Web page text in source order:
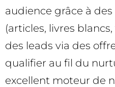
audience grâce à
(articles, livres
des leads via des
qualifier au fil du
excellent moteur de